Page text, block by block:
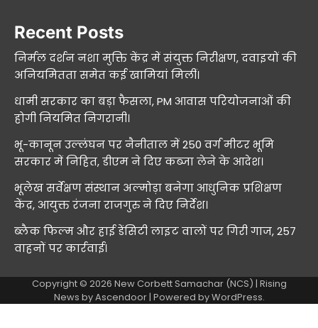
Recent Posts
निर्मल दर्शन नशा मुक्ति केंद्र में संयुक्त निरीक्षण, दवाइयों की
अनियमितता समेत कई खामियां मिलीं।
धामी सरकार का बड़ा फैसला, PM आवास परियोजनाओं की
होगी नियमित निगरानी।
भू-कानून उल्लंघन पर नैनीताल में 250 वर्ग मीटर भूमि
सरकार में निहित, डीएम ने दिए कब्जा लेने के आदेश।
भूलेख सर्वेक्षण संस्थान अल्मोड़ा बनेगा आधुनिक प्रशिक्षण
केंद्र, आयुक्त रंजना राजगुरु ने दिए निर्देश।
ब्लैक फिल्म और हाई डेंसिटी लाइट वालों पर गिरी गाज, 257
वाहनों पर कार्रवाई।
Copyright © 2026 New Corbett Samachar (NCS) | Rising
News byAscendoor| Powered byWordPress.